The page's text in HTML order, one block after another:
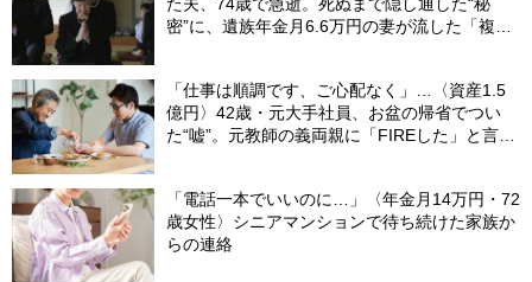
密”に、遺族年金月6.6万円の妻が流した「複雑
「仕事は順調です、ご心配なく」…〈資産1.5
億円〉42歳・元大手社員、お盆の帰省でつい
た“嘘”。元教師の義両親に「FIREした」と言え
「電話一本でいいのに…」〈年金月14万円・72
歳女性〉シニアマンションで待ち続けた家族か
らの連絡